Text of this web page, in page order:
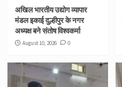
अखिल भारतीय उद्योग व्यापार
मंडल इकाई दुल्हीपुर के नगर
अध्यक्ष बने संतोष विश्वकर्मा
August 10, 2026 0